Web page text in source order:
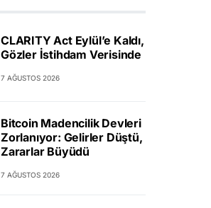
CLARITY Act Eylül’e Kaldı,
Gözler İstihdam Verisinde
7 AĞUSTOS 2026
Bitcoin Madencilik Devleri
Zorlanıyor: Gelirler Düştü,
Zararlar Büyüdü
7 AĞUSTOS 2026